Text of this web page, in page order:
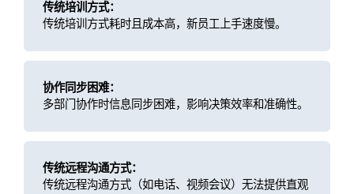
传统培训方式：
传统培训方式耗时且成本高，新员工上手速度慢。
协作同步困难：
多部门协作时信息同步困难，影响决策效率和准确性。
传统远程沟通方式：
传统远程沟通方式（如电话、视频会议）无法提供直观